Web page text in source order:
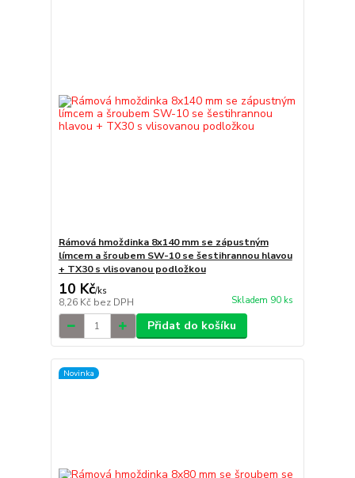
Rámová hmoždinka 8x140 mm se zápustným
límcem a šroubem SW-10 se šestihrannou hlavou
+ TX30 s vlisovanou podložkou
10 Kč/ks
8,26 Kč bez DPH Skladem 90 ks
Přidat do košíku
Novinka